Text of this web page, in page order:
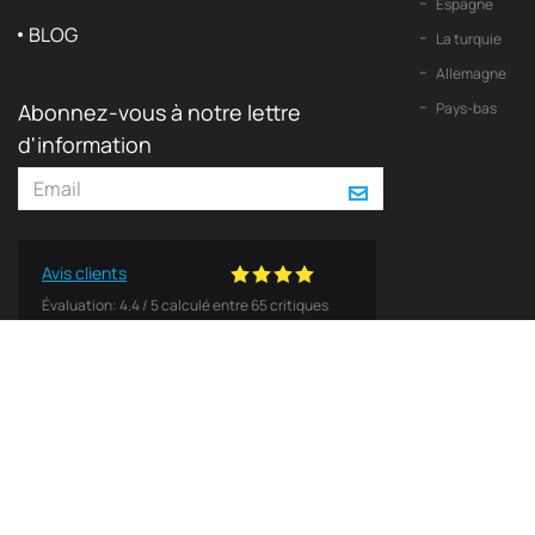
BLOG
Abonnez-vous à notre lettre
d'information
Avis clients
Évaluation:4.4/ 5calculé entre65critiques
Espagne
La turquie
Allemagne
Pays-bas